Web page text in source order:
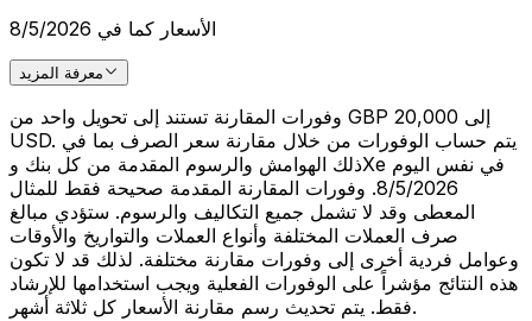
الأسعار كما في 8/5/2026
معرفة المزيد
وفورات المقارنة تستند إلى تحويل واحد من GBP 20,000 إلى
USD. يتم حساب الوفورات من خلال مقارنة سعر الصرف بما في
ذلك الهوامش والرسوم المقدمة من كل بنك وXe في نفس اليوم
8/5/2026. وفورات المقارنة المقدمة صحيحة فقط للمثال
المعطى وقد لا تشمل جميع التكاليف والرسوم. ستؤدي مبالغ
صرف العملات المختلفة وأنواع العملات والتواريخ والأوقات
وعوامل فردية أخرى إلى وفورات مقارنة مختلفة. لذلك قد لا تكون
هذه النتائج مؤشراً على الوفورات الفعلية ويجب استخدامها للإرشاد
فقط. يتم تحديث رسم مقارنة الأسعار كل ثلاثة أشهر.